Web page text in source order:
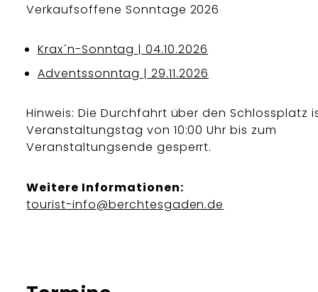
Verkaufsoffene Sonntage 2026
Krax´n-Sonntag | 04.10.2026
Adventssonntag | 29.11.2026
Hinweis: Die Durchfahrt über den Schlossplatz
Veranstaltungstag von 10:00 Uhr bis zum
Veranstaltungsende gesperrt.
Weitere Informationen:
tourist-info@berchtesgaden.de